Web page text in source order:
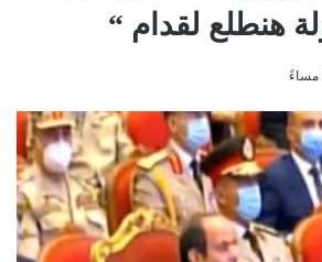
هنطلع لقدام “